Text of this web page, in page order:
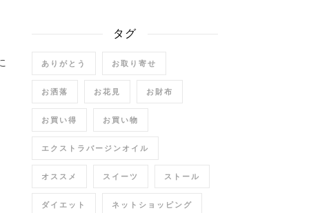
タグ
ありがとう お取り寄せ
お洒落 お花見 お財布
お買い得 お買い物
エクストラバージンオイル
オススメ スイーツ ストール
ダイエット ネットショッピング